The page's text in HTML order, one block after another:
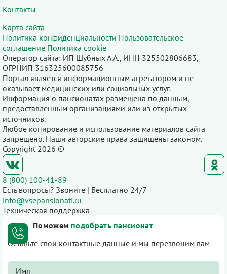
Контакты
Карта сайта
Политика конфиденциальности Пользовательское
соглашение Политика cookie
Оператор сайта: ИП Шубных А.А., ИНН 325502806683,
ОГРНИП 316325600085756
Портал является информационным агрегатором и не
оказывает медицинских или социальных услуг.
Информация о пансионатах размещена по данным,
предоставленным организациями или из открытых
источников.
Любое копирование и использование материалов сайта
запрещено. Наши авторские права защищены законом.
Copyright 2026 ©
8 (800) 100-41-89
Есть вопросы? Звоните | Бесплатно 24/7
info@vsepansionati.ru
Техническая поддержка
Поможем подобрать пансионат
Оставьте свои контактные данные и мы перезвоним вам